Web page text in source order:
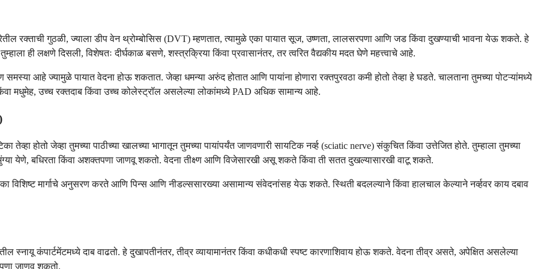
रक्ताची गुठळी, ज्याला डीप वेन थ्रोम्बोसिस (DVT) म्हणतात, त्यामुळे एका पायात सूज, उष्णता, लालसरपणा आणि जड किंवा दुखण्याची भावना येऊ शकते. हे
ही लक्षणे दिसली, विशेषतः दीर्घकाळ बसणे, शस्त्रक्रिया किंवा प्रवासानंतर, तर त्वरित वैद्यकीय मदत घेणे महत्त्वाचे आहे.
आहे ज्यामुळे पायात वेदना होऊ शकतात. जेव्हा धमन्या अरुंद होतात आणि पायांना होणारा रक्तपुरवठा कमी होतो तेव्हा हे घडते. चालताना तुमच्या पोटऱ्यांमध्ये
मधुमेह, उच्च रक्तदाब किंवा उच्च कोलेस्ट्रॉल असलेल्या लोकांमध्ये PAD अधिक सामान्य आहे.
होतो जेव्हा तुमच्या पाठीच्या खालच्या भागातून तुमच्या पायांपर्यंत जाणवणारी सायटिक नर्व्ह (sciatic nerve) संकुचित किंवा उत्तेजित होते. तुम्हाला तुमच्या
मुंग्या येणे, बधिरता किंवा अशक्तपणा जाणवू शकतो. वेदना तीक्ष्ण आणि विजेसारखी असू शकते किंवा ती सतत दुखल्यासारखी वाटू शकते.
विशिष्ट मार्गाचे अनुसरण करते आणि पिन्स आणि नीडल्ससारख्या असामान्य संवेदनांसह येऊ शकते. स्थिती बदलल्याने किंवा हालचाल केल्याने नर्व्हवर काय दबाव
स्नायू कंपार्टमेंटमध्ये दाब वाढतो. हे दुखापतीनंतर, तीव्र व्यायामानंतर किंवा कधीकधी स्पष्ट कारणाशिवाय होऊ शकते. वेदना तीव्र असते, अपेक्षित असलेल्या
जाणवू शकतो.